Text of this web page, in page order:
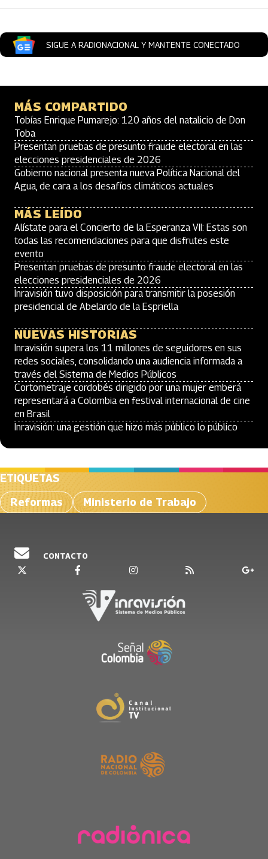
SIGUE A RADIONACIONAL Y MANTENTE CONECTADO
MÁS COMPARTIDO
Tobías Enrique Pumarejo: 120 años del natalicio de Don
Toba
Presentan pruebas de presunto fraude electoral en las
elecciones presidenciales de 2026
Gobierno nacional presenta nueva Política Nacional del
Agua, de cara a los desafíos climáticos actuales
MÁS LEÍDO
Alístate para el Concierto de la Esperanza VII: Estas son
todas las recomendaciones para que disfrutes este
evento
Presentan pruebas de presunto fraude electoral en las
elecciones presidenciales de 2026
Inravisión tuvo disposición para transmitir la posesión
presidencial de Abelardo de la Espriella
NUEVAS HISTORIAS
Inravisión supera los 11 millones de seguidores en sus
redes sociales, consolidando una audiencia informada a
través del Sistema de Medios Públicos
Cortometraje cordobés dirigido por una mujer emberá
representará a Colombia en festival internacional de cine
en Brasil
Inravisión: una gestión que hizo más público lo público
ETIQUETAS
Reformas
Ministerio de Trabajo
CONTACTO